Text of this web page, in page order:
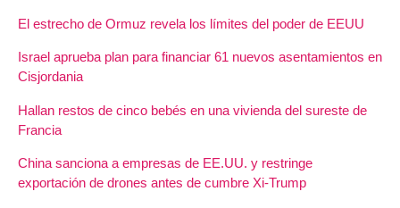
El estrecho de Ormuz revela los límites del poder de EEUU
Israel aprueba plan para financiar 61 nuevos asentamientos en
Cisjordania
Hallan restos de cinco bebés en una vivienda del sureste de
Francia
China sanciona a empresas de EE.UU. y restringe
exportación de drones antes de cumbre Xi-Trump